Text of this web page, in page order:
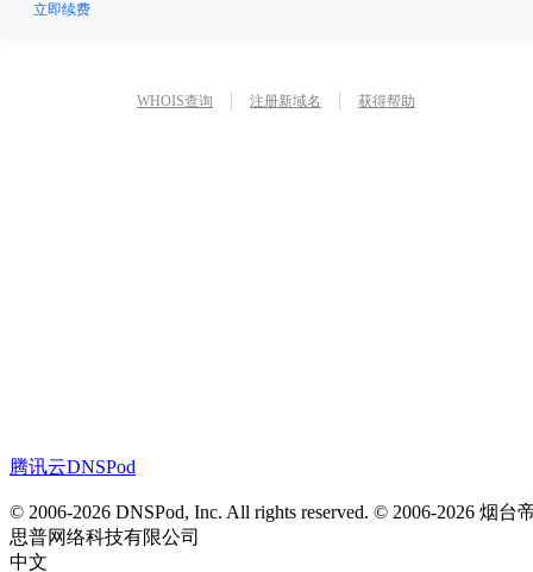
立即续费
WHOIS查询 注册新域名 获得帮助
腾讯云DNSPod
© 2006-2026 DNSPod, Inc. All rights reserved. © 2006-2026 烟台
思普网络科技有限公司
中文